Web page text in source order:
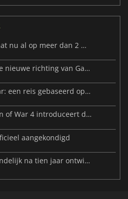
Resident Evil Veronica staat nu al op meer dan 2 miljoen verlanglijstjes
Beast of Reincarnation: de nieuwe richting van Game Freak
Big Walk is nu verkrijgbaar: een reis gebaseerd op vriendschap
Warhammer 40.000: Dawn of War 4 introduceert de Necron-factie
aangekondigd
Vahrin's Call verschijnt eindelijk na tien jaar ontwikkeling